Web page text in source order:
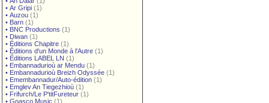
• Ar Gripi (1)
• Auzou (1)
• Barn (1)
• BNC Productions (1)
• Diwan (1)
• Éditions Chapitre (1)
• Éditions d'un Monde à l'Autre (1)
• Éditions LABEL LN (1)
• Embannadurioù ar Mendu (1)
• Embannadurioù Breizh Odyssée (1)
• Emembannadur/Auto-édition (1)
• Emglev An Tiegezhioù (1)
• Frifurch/Le P'titFureteur (1)
• Goasco Music (1)